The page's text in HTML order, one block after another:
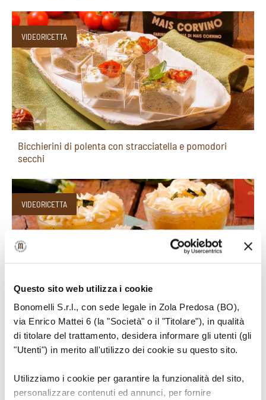
Questo sito web utilizza i cookie
Bonomelli S.r.l., con sede legale in Zola Predosa (BO),
via Enrico Mattei 6 (la "Società" o il "Titolare"), in qualità
di titolare del trattamento, desidera informare gli utenti (gli
"Utenti") in merito all'utilizzo dei cookie su questo sito.
Utilizziamo i cookie per garantire la funzionalità del sito,
personalizzare contenuti ed annunci, per fornire
VIDEORICETTA
Bicchierini di polenta con stracciatella e pomodori
secchi
VIDEORICETTA
Cupcakes di polenta